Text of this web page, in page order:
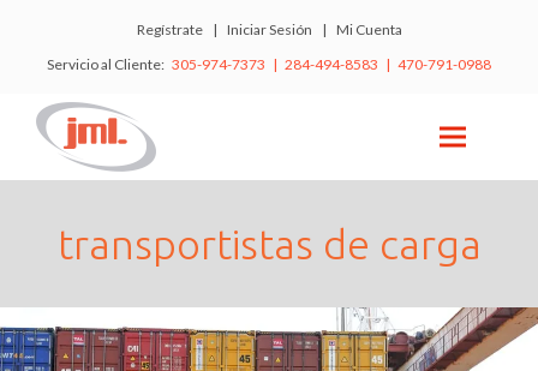
Regístrate| Iniciar Sesión | Mi Cuenta
Servicio al Cliente: 305-974-7373 | 284-494-8583 | 470-791-0988
transportistas de carga